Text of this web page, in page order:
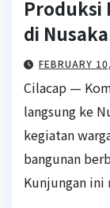
Produksi
di
FEBRUARY
Cilacap —
langsung ke
kegiatan
bangunan
Kunjungan